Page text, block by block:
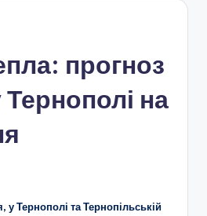
прогноз
на
у Тернополі та Тернопільській